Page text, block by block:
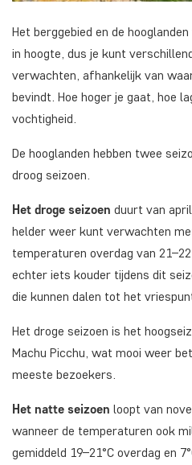
Het berggebied en de
in hoogte, dus je kunt
verwachten, afhankelijk van
bevindt. Hoe hoger je gaat, hoe
vochtigheid.
De hooglanden hebben twee
droog seizoen.
Het droge seizoen duurt van
helder weer kunt verwachten
temperaturen overdag van
echter iets kouder tijdens dit
die kunnen dalen tot het
Het droge seizoen is het
Machu Picchu, wat mooi weer
meeste bezoekers.
Het natte seizoen loopt van
wanneer de temperaturen ook
gemiddeld 19–21°C overdag en